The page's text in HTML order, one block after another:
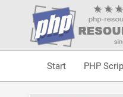
Start PHP